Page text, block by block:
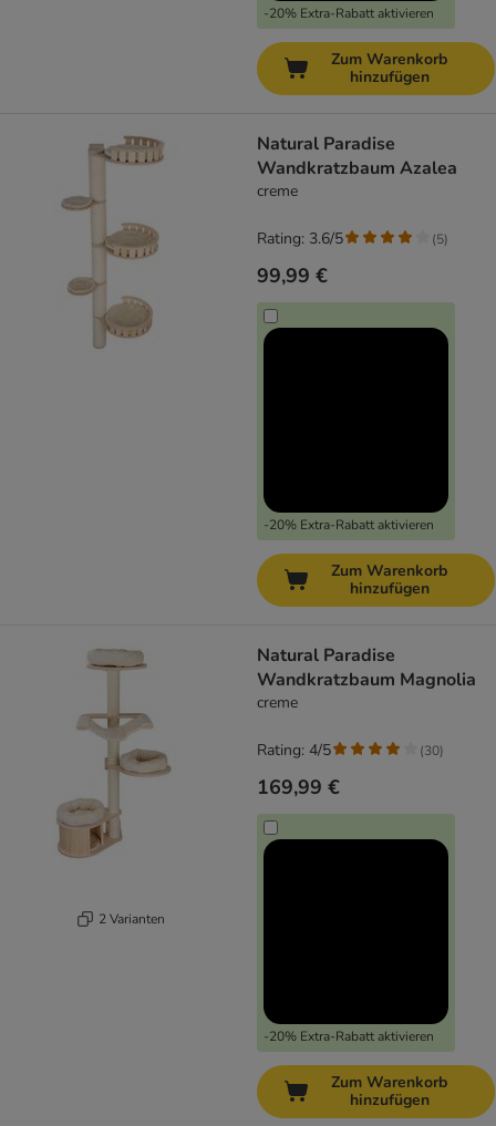
-20% Extra-Rabatt aktivieren
Zum Warenkorb
hinzufügen
Natural Paradise
Wandkratzbaum Azalea
creme
99,99 €
-20% Extra-Rabatt aktivieren
Rating: 3.6/5 (5)
Zum Warenkorb
hinzufügen
2 Varianten
Natural Paradise
Wandkratzbaum Magnolia
creme
169,99 €
-20% Extra-Rabatt aktivieren
Rating: 4/5 (30)
Zum Warenkorb
hinzufügen